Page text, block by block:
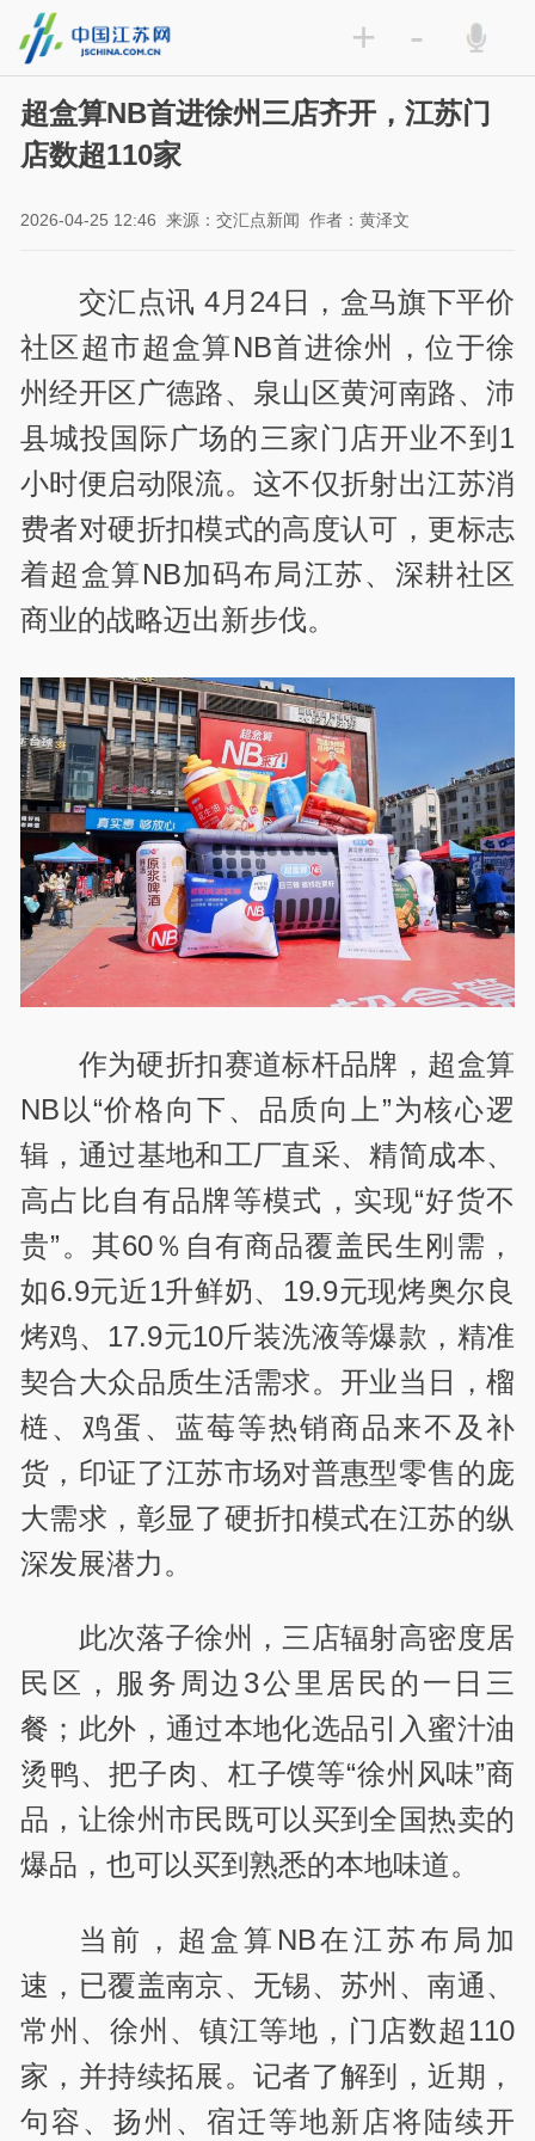
+ -
超盒算NB首进徐州三店齐开，江苏门
店数超110家
2026-04-25 12:46 来源：交汇点新闻 作者：黄泽文
交汇点讯 4月24日，盒马旗下平价
社区超市超盒算NB首进徐州，位于徐
州经开区广德路、泉山区黄河南路、沛
县城投国际广场的三家门店开业不到1
小时便启动限流。这不仅折射出江苏消
费者对硬折扣模式的高度认可，更标志
着超盒算NB加码布局江苏、深耕社区
商业的战略迈出新步伐。
作为硬折扣赛道标杆品牌，超盒算
NB以“价格向下、品质向上”为核心逻
辑，通过基地和工厂直采、精简成本、
高占比自有品牌等模式，实现“好货不
贵”。其60％自有商品覆盖民生刚需，
如6.9元近1升鲜奶、19.9元现烤奥尔良
烤鸡、17.9元10斤装洗液等爆款，精准
契合大众品质生活需求。开业当日，榴
梿、鸡蛋、蓝莓等热销商品来不及补
货，印证了江苏市场对普惠型零售的庞
大需求，彰显了硬折扣模式在江苏的纵
深发展潜力。
此次落子徐州，三店辐射高密度居
民区，服务周边3公里居民的一日三
餐；此外，通过本地化选品引入蜜汁油
烫鸭、把子肉、杠子馍等“徐州风味”商
品，让徐州市民既可以买到全国热卖的
爆品，也可以买到熟悉的本地味道。
当前，超盒算NB在江苏布局加
速，已覆盖南京、无锡、苏州、南通、
常州、徐州、镇江等地，门店数超110
家，并持续拓展。记者了解到，近期，
句容、扬州、宿迁等地新店将陆续开